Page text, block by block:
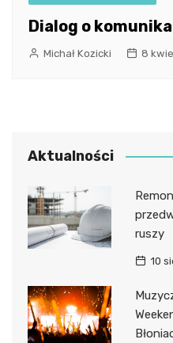
Dialog o
Michał Kozicki 8
Aktualności
ruszy
10